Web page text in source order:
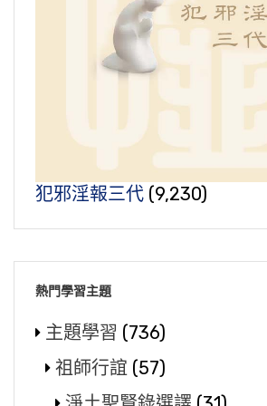
犯邪淫報三代 (9,230)
熱門學習主題
主題學習 (736)
祖師行誼 (57)